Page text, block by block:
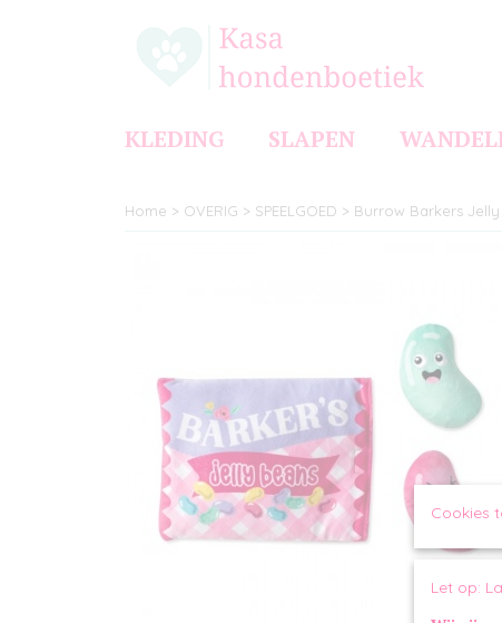
KLEDING SLAPEN
Home > OVERIG > SPEELGOED > Burrow Barkers
Cookies
Let op: